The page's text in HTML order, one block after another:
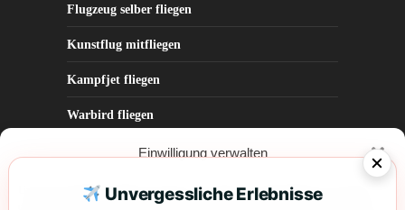
Einwilligung verwalten
Um dir ein optimales Erlebnis zu bieten, verwenden wir Technologien wie Cookies,
um Geräteinformationen zu speichern und/oder darauf zuzugreifen. Wenn du diesen
Flugzeug selber fliegen
Kunstflug mitfliegen
Kampfjet fliegen
Warbird fliegen
Unvergessliche Erlebnisse